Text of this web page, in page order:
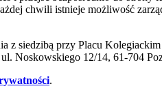
chwili istnieje możliwość
siedzibą przy Placu
Noskowskiego 12/14, 61-704
.